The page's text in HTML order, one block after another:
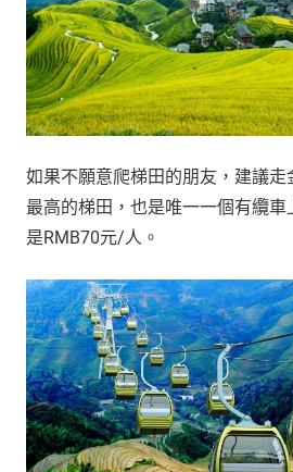
如果不願意爬梯田的朋友，建議
最高的梯田，也是唯一一個有纜車
是RMB70元/人。